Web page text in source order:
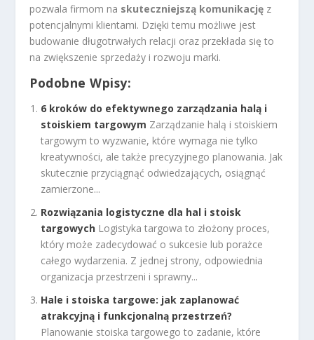
pozwala firmom na skuteczniejszą komunikację z
potencjalnymi klientami. Dzięki temu możliwe jest
budowanie długotrwałych relacji oraz przekłada się to
na zwiększenie sprzedaży i rozwoju marki.
Podobne Wpisy:
6 kroków do efektywnego zarządzania halą i
stoiskiem targowym Zarządzanie halą i stoiskiem
targowym to wyzwanie, które wymaga nie tylko
kreatywności, ale także precyzyjnego planowania. Jak
skutecznie przyciągnąć odwiedzających, osiągnąć
zamierzone...
Rozwiązania logistyczne dla hal i stoisk
targowych Logistyka targowa to złożony proces,
który może zadecydować o sukcesie lub porażce
całego wydarzenia. Z jednej strony, odpowiednia
organizacja przestrzeni i sprawny...
Hale i stoiska targowe: jak zaplanować
atrakcyjną i funkcjonalną przestrzeń?
Planowanie stoiska targowego to zadanie, które